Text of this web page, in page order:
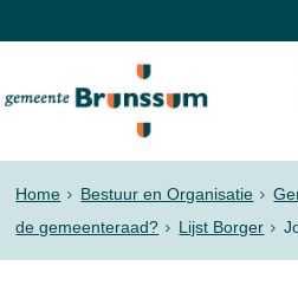
Home Bestuur en Organisatie
de gemeenteraad?
Lijst Borger